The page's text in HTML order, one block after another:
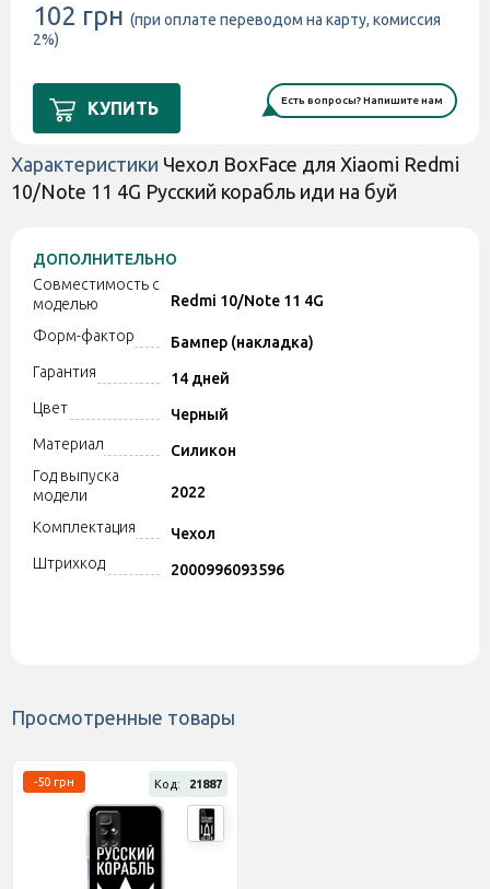
102 грн (при оплате переводом на карту, комиссия
2%)
КУПИТЬ Есть вопросы? Напишите нам
Характеристики Чехол BoxFace для Xiaomi Redmi
10/Note 11 4G Русский корабль иди на буй
ДОПОЛНИТЕЛЬНО
Совместимость с
моделью
Redmi 10/Note 11 4G
Форм-фактор
Бампер (накладка)
Гарантия
14 дней
Цвет
Черный
Материал
Силикон
Год выпуска
модели
2022
Комплектация
Чехол
Штрихкод
2000996093596
Просмотренные товары
Код: 21887
-50 грн